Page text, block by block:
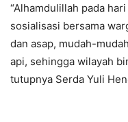
“Alhamdulillah pada
sosialisasi bersama
dan asap, mudah-
api, sehingga wilayah
tutupnya Serda Yuli